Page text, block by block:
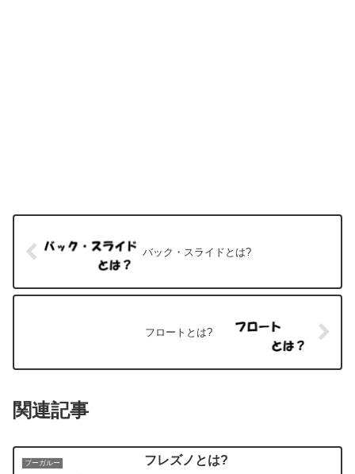
バック・スライドとは?
フロートとは?
関連記事
ブーガルー フレズノとは?